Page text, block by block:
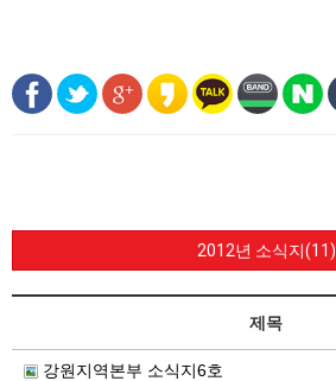
2012년 소식지(11)
제목
강원지역본부 소식지6호